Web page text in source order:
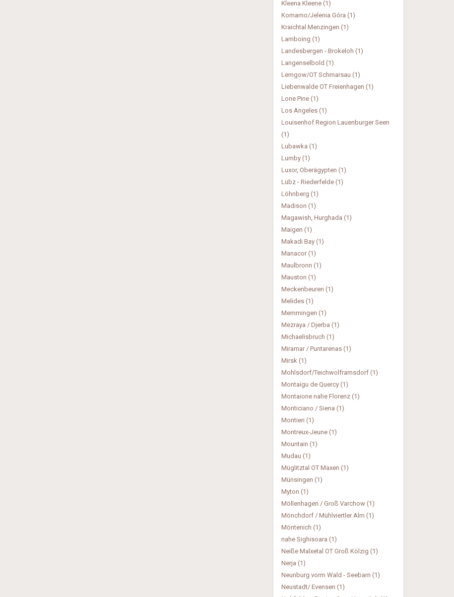
Kleena Kleene (1)
Komarno/Jelenia Góra (1)
Kraichtal Menzingen (1)
Lamboing (1)
Landesbergen - Brokeloh (1)
Langenselbold (1)
Lemgow/OT Schmarsau (1)
Liebenwalde OT Freienhagen (1)
Lone Pine (1)
Los Angeles (1)
Louisenhof Region Lauenburger Seen
(1)
Lubawka (1)
Lumby (1)
Luxor, Oberägypten (1)
Lübz - Riederfelde (1)
Löhnberg (1)
Madison (1)
Magawish, Hurghada (1)
Maigen (1)
Makadi Bay (1)
Manacor (1)
Maulbronn (1)
Mauston (1)
Meckenbeuren (1)
Melides (1)
Memmingen (1)
Mezraya / Djerba (1)
Michaelisbruch (1)
Miramar / Puntarenas (1)
Mirsk (1)
Mohlsdorf/Teichwolframsdorf (1)
Montaigu de Quercy (1)
Montaione nahe Florenz (1)
Monticiano / Siena (1)
Montieri (1)
Montreux-Jeune (1)
Mountain (1)
Mudau (1)
Müglitztal OT Maxen (1)
Münsingen (1)
Myton (1)
Möllenhagen / Groß Varchow (1)
Mönchdorf / Mühlviertler Alm (1)
Möntenich (1)
nahe Sighisoara (1)
Neiße Malxetal OT Groß Kölzig (1)
Nerja (1)
Neunburg vorm Wald - Seebarn (1)
Neustadt/ Evensen (1)